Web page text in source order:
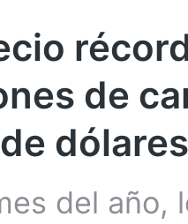
de
dólares
del año,